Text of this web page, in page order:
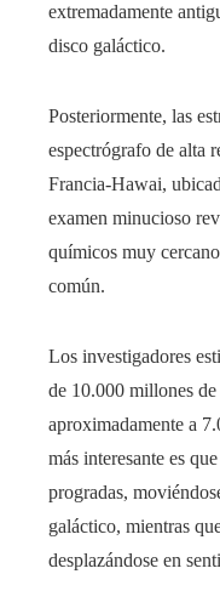
extremadamente
disco galáctico.
Posteriormente, las
espectrógrafo de alta
Francia-Hawai,
examen minucioso
químicos muy
común.
Los investigadores
de 10.000 millones de
aproximadamente a
más interesante es
progradas,
galáctico, mientras
desplazándose en